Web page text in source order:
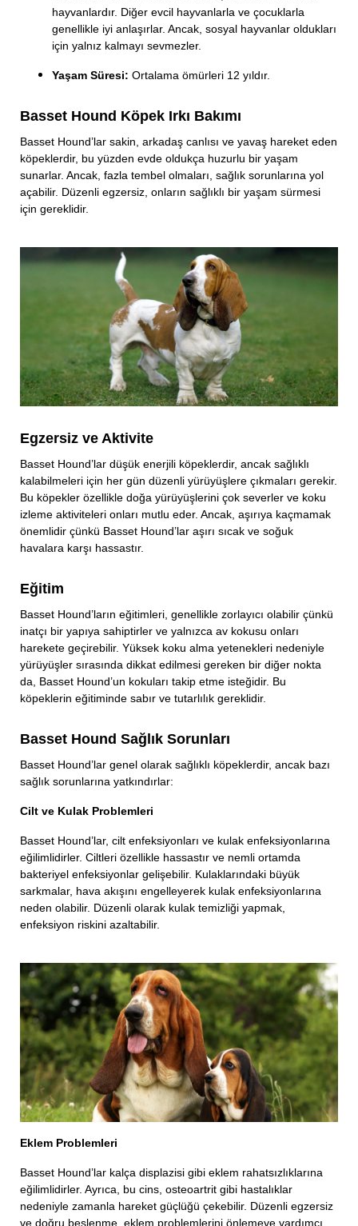
hayvanlardır. Diğer evcil hayvanlarla ve çocuklarla
genellikle iyi anlaşırlar. Ancak, sosyal hayvanlar oldukları
için yalnız kalmayı sevmezler.
Yaşam Süresi: Ortalama ömürleri 12 yıldır.
Basset Hound Köpek Irkı Bakımı
Basset Hound’lar sakin, arkadaş canlısı ve yavaş hareket eden
köpeklerdir, bu yüzden evde oldukça huzurlu bir yaşam
sunarlar. Ancak, fazla tembel olmaları, sağlık sorunlarına yol
açabilir. Düzenli egzersiz, onların sağlıklı bir yaşam sürmesi
için gereklidir.
Egzersiz ve Aktivite
Basset Hound’lar düşük enerjili köpeklerdir, ancak sağlıklı
kalabilmeleri için her gün düzenli yürüyüşlere çıkmaları gerekir.
Bu köpekler özellikle doğa yürüyüşlerini çok severler ve koku
izleme aktiviteleri onları mutlu eder. Ancak, aşırıya kaçmamak
önemlidir çünkü Basset Hound’lar aşırı sıcak ve soğuk
havalara karşı hassastır.
Eğitim
Basset Hound’ların eğitimleri, genellikle zorlayıcı olabilir çünkü
inatçı bir yapıya sahiptirler ve yalnızca av kokusu onları
harekete geçirebilir. Yüksek koku alma yetenekleri nedeniyle
yürüyüşler sırasında dikkat edilmesi gereken bir diğer nokta
da, Basset Hound’un kokuları takip etme isteğidir. Bu
köpeklerin eğitiminde sabır ve tutarlılık gereklidir.
Basset Hound Sağlık Sorunları
Basset Hound’lar genel olarak sağlıklı köpeklerdir, ancak bazı
sağlık sorunlarına yatkındırlar:
Cilt ve Kulak Problemleri
Basset Hound’lar, cilt enfeksiyonları ve kulak enfeksiyonlarına
eğilimlidirler. Ciltleri özellikle hassastır ve nemli ortamda
bakteriyel enfeksiyonlar gelişebilir. Kulaklarındaki büyük
sarkmalar, hava akışını engelleyerek kulak enfeksiyonlarına
neden olabilir. Düzenli olarak kulak temizliği yapmak,
enfeksiyon riskini azaltabilir.
Eklem Problemleri
Basset Hound’lar kalça displazisi gibi eklem rahatsızlıklarına
eğilimlidirler. Ayrıca, bu cins, osteoartrit gibi hastalıklar
nedeniyle zamanla hareket güçlüğü çekebilir. Düzenli egzersiz
ve doğru beslenme, eklem problemlerini önlemeye yardımcı